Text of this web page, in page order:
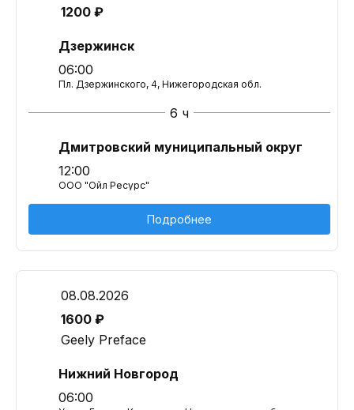
1200 ₽
Дзержинск
06:00
Пл. Дзержинского, 4, Нижегородская обл.
6 ч
Дмитровский муниципальный округ
12:00
ООО "Ойл Ресурс"
Подробнее
08.08.2026
1600 ₽
Geely Preface
Нижний Новгород
06:00